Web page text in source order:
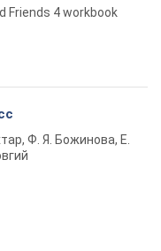
Friends 4 workbook
Ф. Я. Божинова, Е.